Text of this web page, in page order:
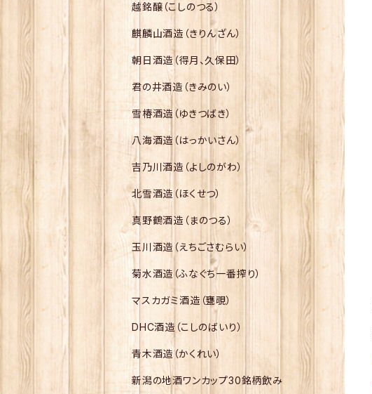
越銘醸（こしのつる）
麒麟山酒造（きりんざん）
朝日酒造（得月、久保田）
君の井酒造（きみのい）
雪椿酒造（ゆきつばき）
八海酒造（はっかいさん）
吉乃川酒造（よしのがわ）
北雪酒造（ほくせつ）
真野鶴酒造（まのつる）
玉川酒造（えちごさむらい）
菊水酒造（ふなぐち一番搾り）
マスカガミ酒造（甕覗）
DHC酒造（こしのばいり）
青木酒造（かくれい）
新潟の地酒ワンカップ30銘柄飲み